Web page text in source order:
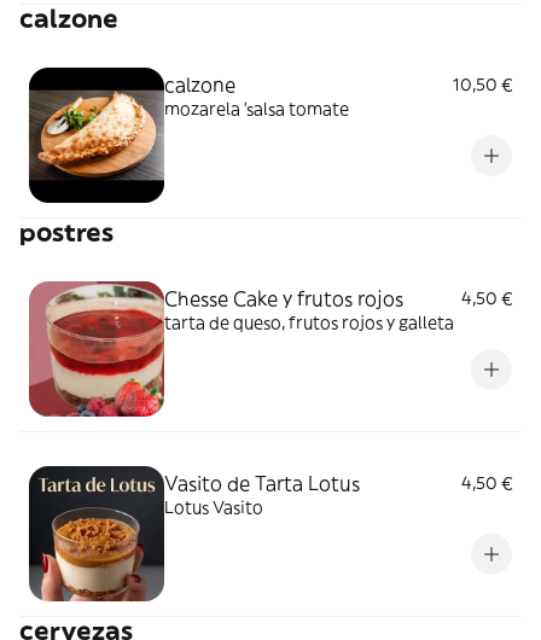
calzone
calzone
10,50 €
mozarela 'salsa tomate
postres
Chesse Cake y frutos rojos
4,50 €
tarta de queso, frutos rojos y galleta
Vasito de Tarta Lotus
4,50 €
Lotus Vasito
cervezas